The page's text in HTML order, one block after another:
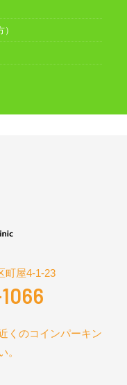
町屋4-1-23
くのコインパーキン
。